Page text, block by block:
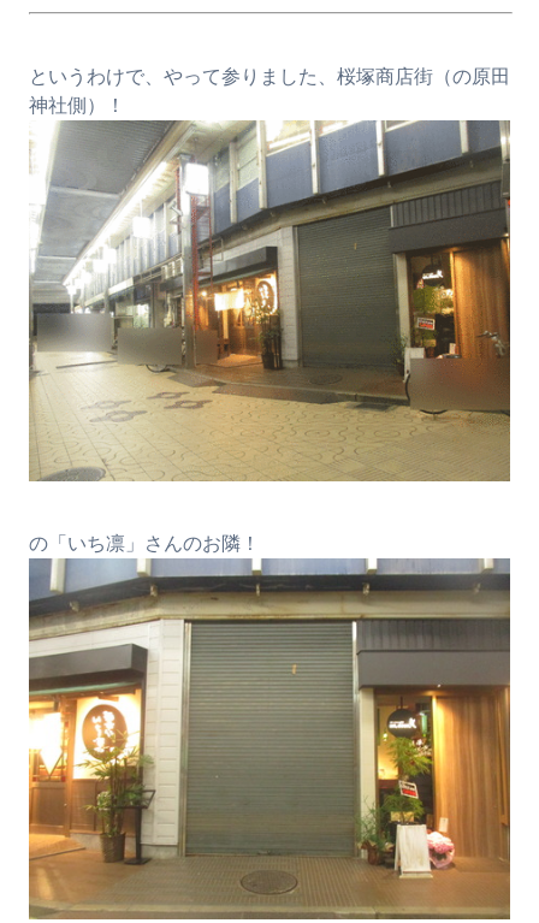
というわけで、やって参りました、桜塚商店街（の原田
神社側）！
の「いち凛」さんのお隣！